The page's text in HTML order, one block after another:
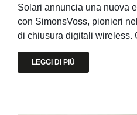
Solari annuncia una nuova
con SimonsVoss, pionieri
di chiusura digitali wireless.
LEGGI DI PIÙ